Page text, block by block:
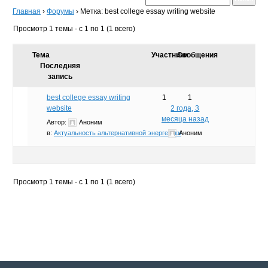
Главная › Форумы › Метка: best college essay writing website
Просмотр 1 темы - с 1 по 1 (1 всего)
Тема УчастникиСообщения
Последняя
запись
best college essay writing
website
Автор:
Аноним
в: Актуальность альтернативной энергетики
1
1
2 года, 3
месяца назад
Аноним
Просмотр 1 темы - с 1 по 1 (1 всего)